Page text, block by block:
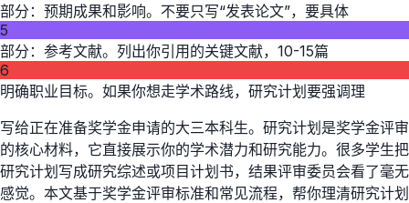
部分：预期成果和影响。不要只写“发表论文”，要具体
5
部分：参考文献。列出你引用的关键文献，10-15篇
6
明确职业目标。如果你想走学术路线，研究计划要强调理
写给正在准备奖学金申请的大三本科生。研究计划是奖学金评审
的核心材料，它直接展示你的学术潜力和研究能力。很多学生把
研究计划写成研究综述或项目计划书，结果评审委员会看了毫无
感觉。本文基于奖学金评审标准和常见流程，帮你理清研究计划